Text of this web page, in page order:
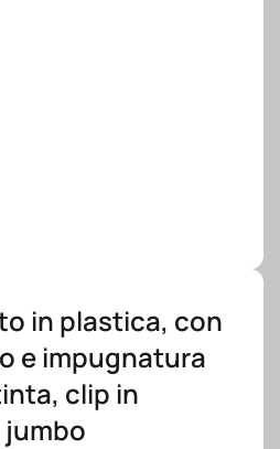
in plastica, con
e impugnatura
clip in